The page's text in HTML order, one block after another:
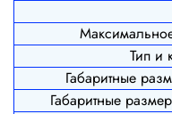
Тип и
Габаритные
Габаритные